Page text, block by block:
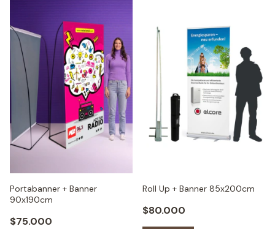
Portabanner + Banner
90x190cm
$75.000
Roll Up + Banner 85x200cm
$80.000